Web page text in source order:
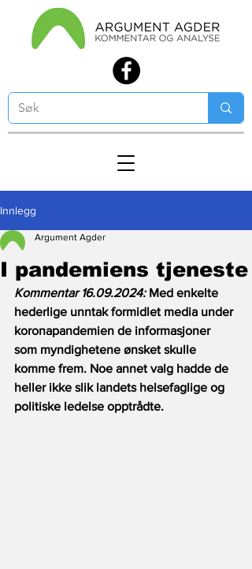
Innlegg
I pandemiens tjeneste
Argument Agder
Kommentar 16.09.2024: Med enkelte
hederlige unntak formidlet media under
koronapandemien de informasjoner
som myndighetene ønsket skulle
komme frem. Noe annet valg hadde de
heller ikke slik landets helsefaglige og
politiske ledelse opptrådte.